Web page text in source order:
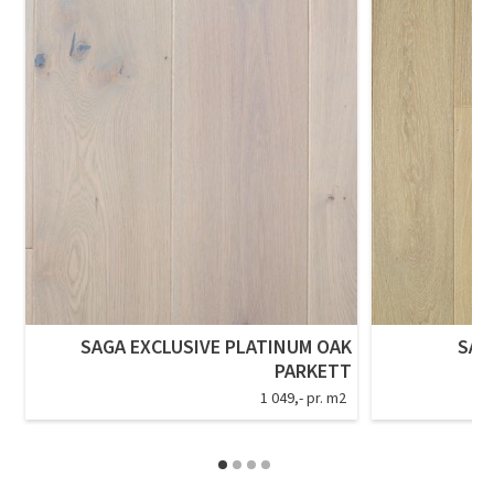
SAGA EXCLUSIVE PLATINUM OAK
PARKETT
1 049,- pr. m2